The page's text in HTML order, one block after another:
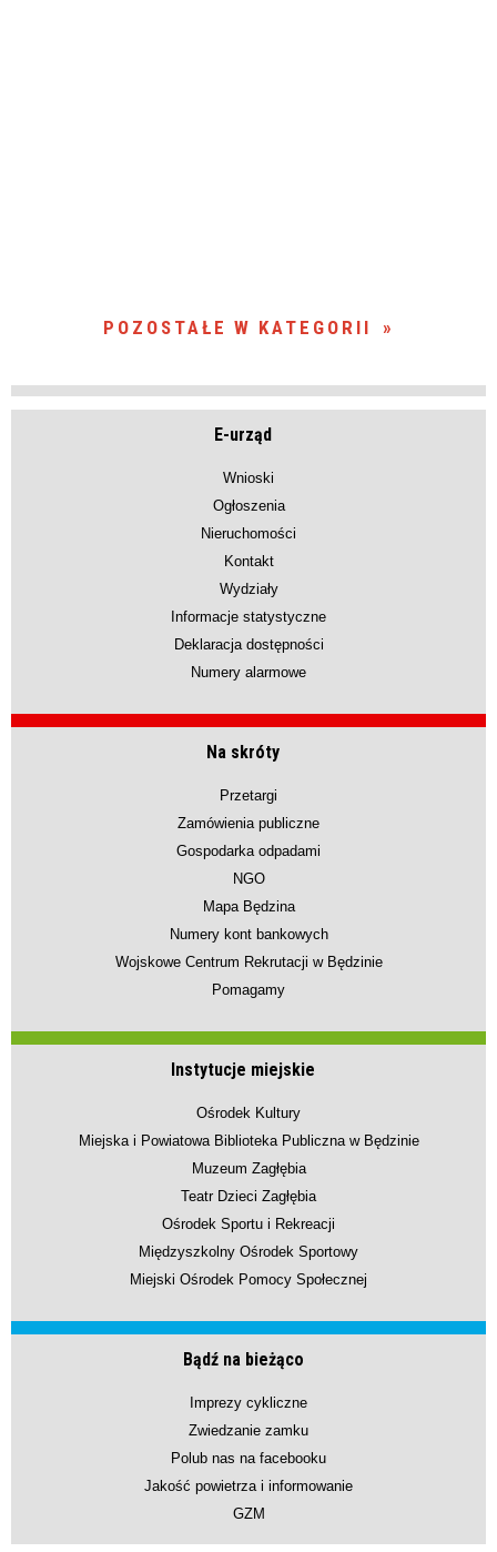
POZOSTAŁE W KATEGORII
E-urząd
Wnioski
Ogłoszenia
Nieruchomości
Kontakt
Wydziały
Informacje statystyczne
Deklaracja dostępności
Numery alarmowe
Na skróty
Przetargi
Zamówienia publiczne
Gospodarka odpadami
NGO
Mapa Będzina
Numery kont bankowych
Wojskowe Centrum Rekrutacji w Będzinie
Pomagamy
Instytucje miejskie
Ośrodek Kultury
Miejska i Powiatowa Biblioteka Publiczna w Będzinie
Muzeum Zagłębia
Teatr Dzieci Zagłębia
Ośrodek Sportu i Rekreacji
Międzyszkolny Ośrodek Sportowy
Miejski Ośrodek Pomocy Społecznej
Bądź na bieżąco
Imprezy cykliczne
Zwiedzanie zamku
Polub nas na facebooku
Jakość powietrza i informowanie
GZM